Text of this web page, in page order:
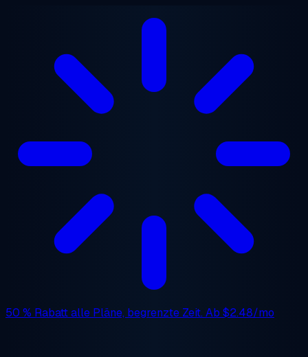
50 % Rabattalle Pläne, begrenzte Zeit. Ab $2.48/mo